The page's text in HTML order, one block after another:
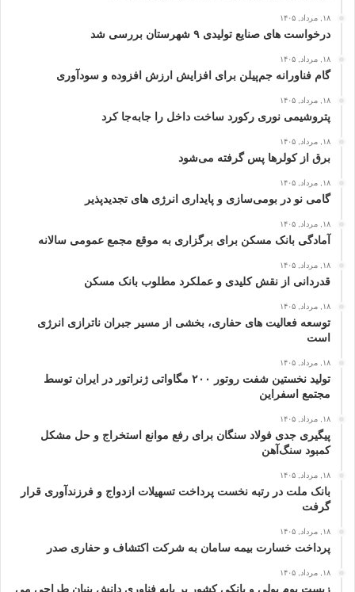
۱۸, مرداد, ۱۴۰۵
درخواست‌ های صنایع تولیدی ۹ شهرستان بررسی شد
۱۸, مرداد, ۱۴۰۵
گام فناورانه جم‌پیلن برای افزایش ارزش افزوده و سودآوری
۱۸, مرداد, ۱۴۰۵
پتروشیمی نوری رکورد ساخت داخل را جابه‌جا کرد
۱۸, مرداد, ۱۴۰۵
برق از کولرها پس گرفته می‌شود
۱۸, مرداد, ۱۴۰۵
گامی نو در بومی‌سازی و پایداری انرژی‌ های تجدیدپذیر
۱۸, مرداد, ۱۴۰۵
آمادگی بانک مسکن برای برگزاری به موقع مجمع عمومی سالانه
۱۸, مرداد, ۱۴۰۵
قدردانی از نقش کلیدی و عملکرد مطلوب بانک مسکن
۱۸, مرداد, ۱۴۰۵
توسعه فعالیت‌ های حفاری، بخشی از مسیر جبران ناترازی انرژی
است
۱۸, مرداد, ۱۴۰۵
تولید نخستین شفت روتور ۲۰۰ مگاواتی ژنراتور در ایران توسط
مجتمع اسفراین
۱۸, مرداد, ۱۴۰۵
پیگیری جدی فولاد سنگان برای رفع موانع استخراج و حل مشکل
کمبود سنگ‌آهن
۱۸, مرداد, ۱۴۰۵
بانک ملت در رتبه نخست پرداخت تسهیلات ازدواج و فرزندآوری قرار
گرفت
۱۸, مرداد, ۱۴۰۵
پرداخت خسارت بیمه سامان به شرکت اکتشاف و حفاری صدر
۱۸, مرداد, ۱۴۰۵
زیست بوم پولی و بانکی کشور بر پایه فناوری دانش بنیان طراحی می